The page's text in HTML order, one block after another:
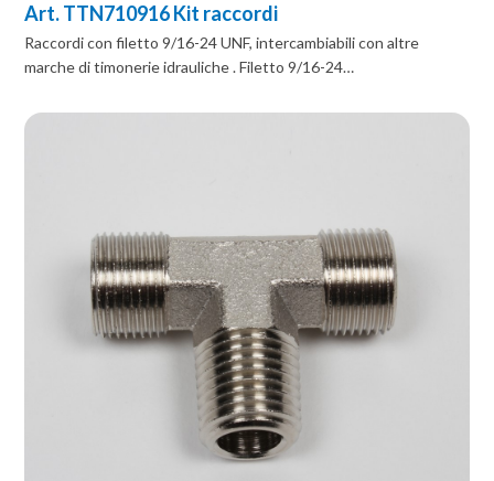
Art. TTN710916 Kit raccordi
Raccordi con filetto 9/16-24 UNF, intercambiabili con altre
marche di timonerie idrauliche . Filetto 9/16-24…